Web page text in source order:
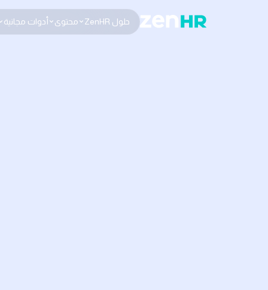
حلول ZenHR محتوى أدوات مجانية